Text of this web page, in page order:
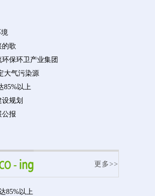
的歌
保环卫产业集团
大气污染源
85%以上
规划
公报
更多>>
85%以上